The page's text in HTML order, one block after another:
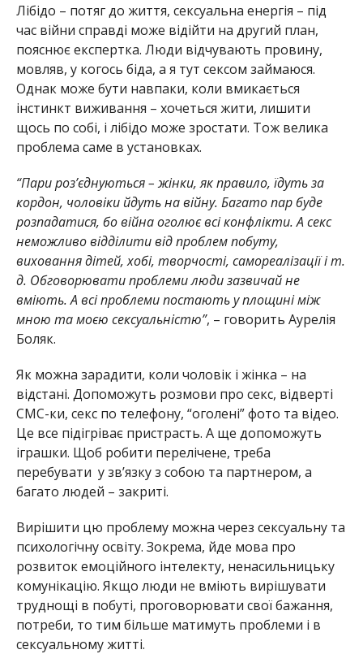
Лібідо – потяг до життя, сексуальна енергія – під
час війни справді може відійти на другий план,
пояснює експертка. Люди відчувають провину,
мовляв, у когось біда, а я тут сексом займаюся.
Однак може бути навпаки, коли вмикається
інстинкт виживання – хочеться жити, лишити
щось по собі, і лібідо може зростати. Тож велика
проблема саме в установках.
“Пари роз’єднуються – жінки, як правило, їдуть за
кордон, чоловіки йдуть на війну. Багато пар буде
розпадатися, бо війна оголює всі конфлікти. А секс
неможливо відділити від проблем побуту,
виховання дітей, хобі, творчості, самореалізації і т.
д. Обговорювати проблеми люди зазвичай не
вміють. А всі проблеми постають у площині між
мною та моєю сексуальністю”, – говорить Аурелія
Боляк.
Як можна зарадити, коли чоловік і жінка – на
відстані. Допоможуть розмови про секс, відверті
СМС-ки, секс по телефону, “оголені” фото та відео.
Це все підігріває пристрасть. А ще допоможуть
іграшки. Щоб робити перелічене, треба
перебувати у зв’язку з собою та партнером, а
багато людей – закриті.
Вирішити цю проблему можна через сексуальну та
психологічну освіту. Зокрема, йде мова про
розвиток емоційного інтелекту, ненасильницьку
комунікацію. Якщо люди не вміють вирішувати
труднощі в побуті, проговорювати свої бажання,
потреби, то тим більше матимуть проблеми і в
сексуальному житті.